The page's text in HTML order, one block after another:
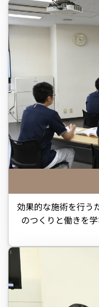
効果的な施術を行う
のつくりと働きを